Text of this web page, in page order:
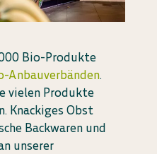
Bio-Produkte
Anbauverbänden.
vielen Produkte
Knackiges Obst
Backwaren und
unserer